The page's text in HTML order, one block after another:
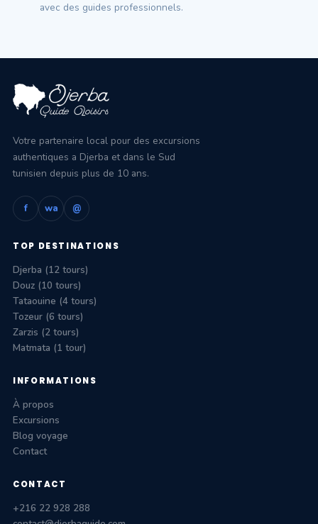
avec des guides professionnels.
Votre partenaire local pour des excursions
authentiques a Djerba et dans le Sud
tunisien depuis plus de 10 ans.
f wa @
TOP DESTINATIONS
Djerba (12 tours)
Douz (10 tours)
Tataouine (4 tours)
Tozeur (6 tours)
Zarzis (2 tours)
Matmata (1 tour)
INFORMATIONS
À propos
Excursions
Blog voyage
Contact
CONTACT
+216 22 928 288